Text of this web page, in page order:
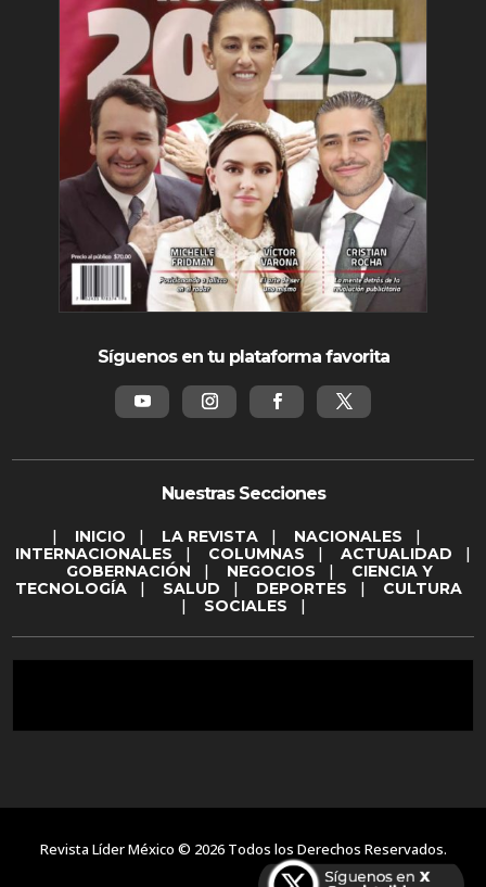
Síguenos en tu plataforma favorita
Nuestras Secciones
| INICIO | LA REVISTA | NACIONALES |
INTERNACIONALES | COLUMNAS | ACTUALIDAD |
GOBERNACIÓN | NEGOCIOS | CIENCIA Y
TECNOLOGÍA | SALUD | DEPORTES | CULTURA
| SOCIALES |
Revista Líder México © 2026 Todos los Derechos Reservados.